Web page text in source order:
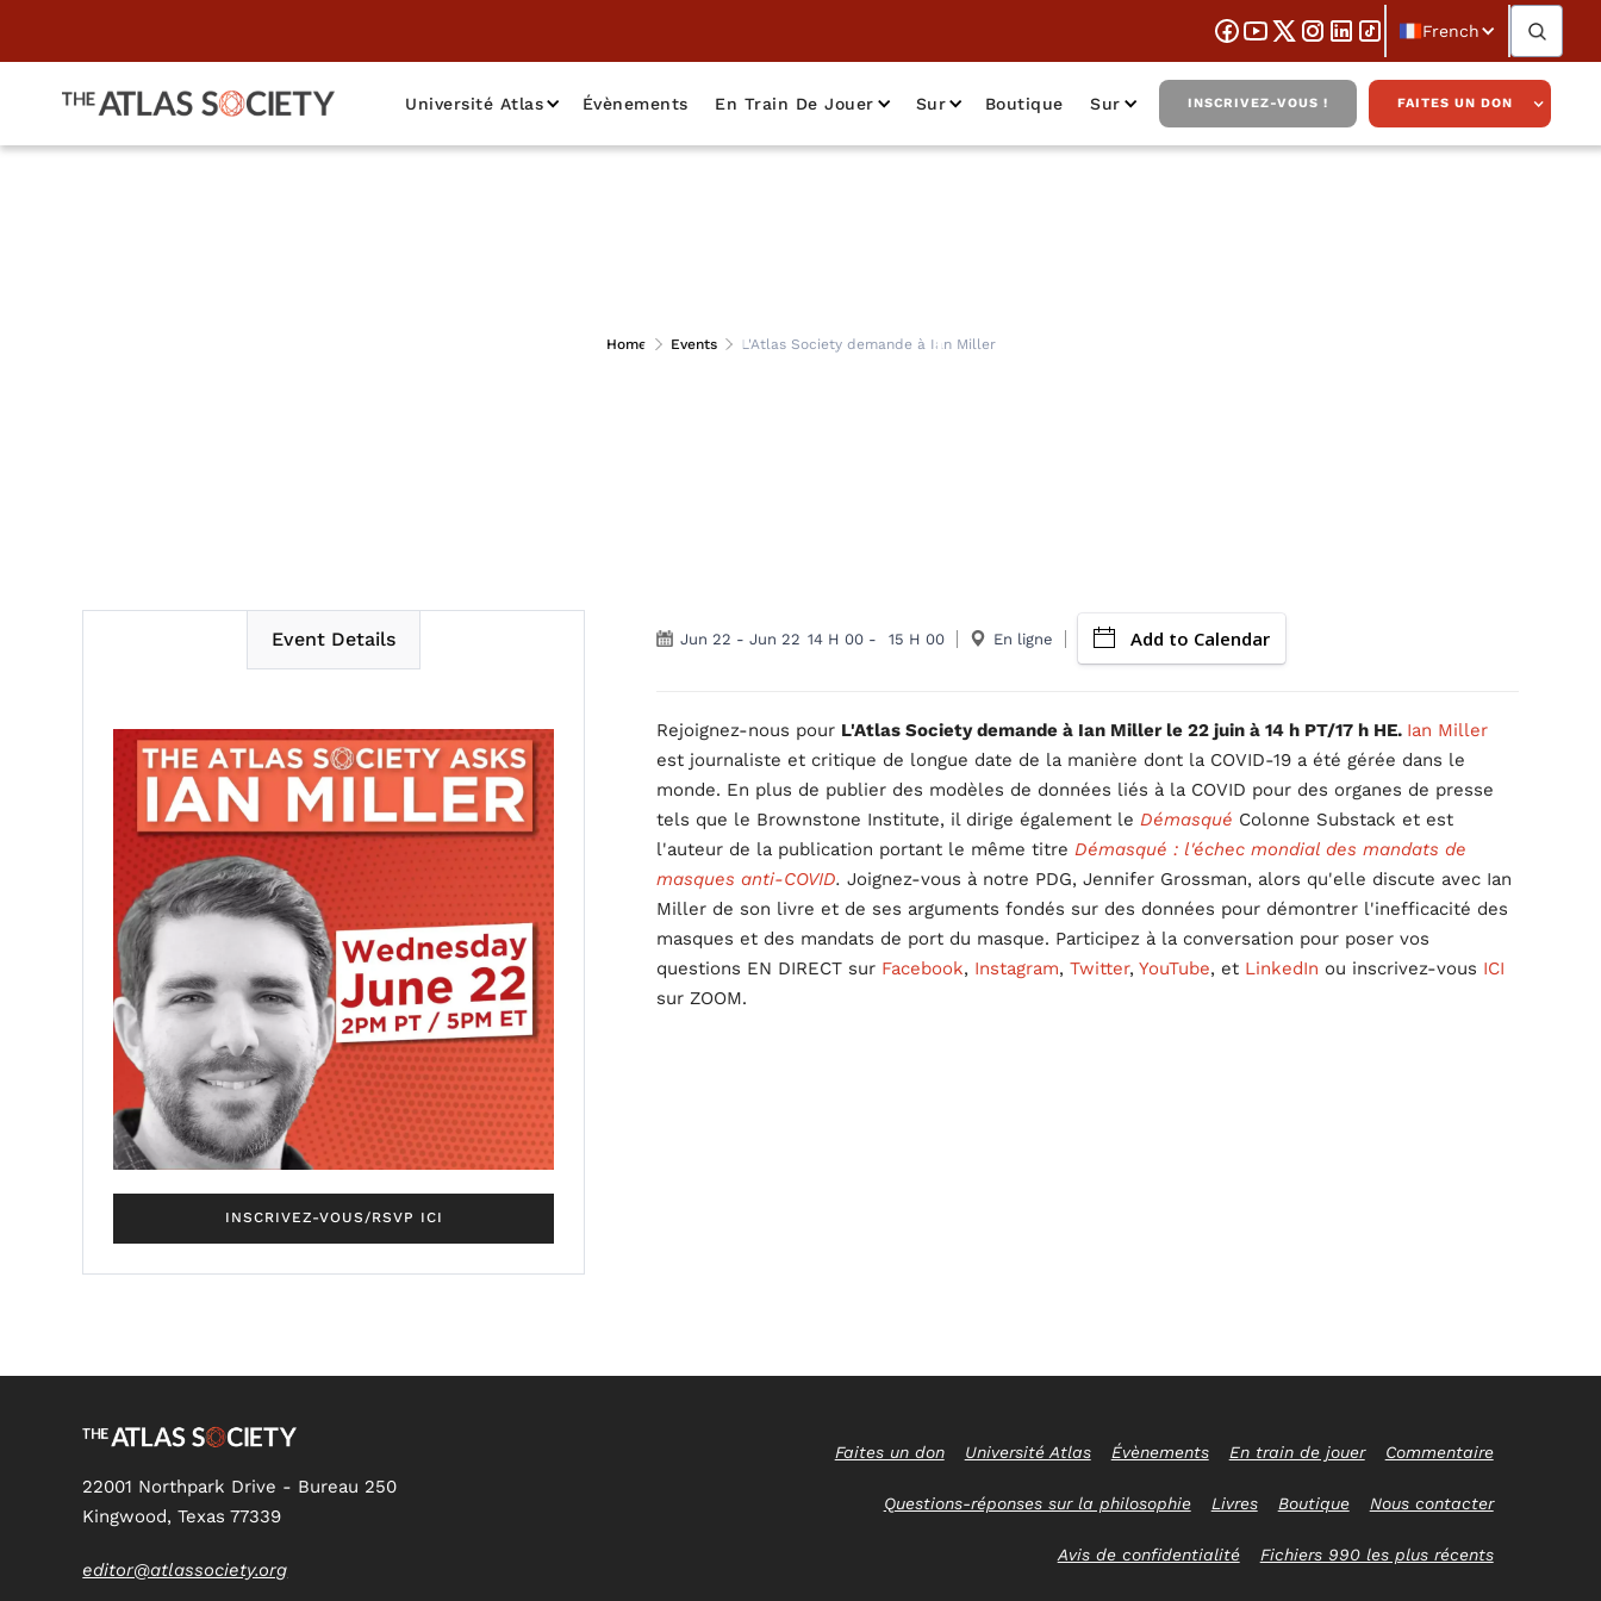
French
Université Atlas Évènements En Train De Jouer Sur Boutique Sur INSCRIVEZ-VOUS ! FAITES UN DON
Home Events L'Atlas Society demande à Ian Miller
L'Atlas Society demande à Ian Miller
Event Details
INSCRIVEZ-VOUS/RSVP ICI
Jun 22 - Jun 22 14 H 00 - 15 H 00 En ligne Add to Calendar
Rejoignez-nous pour L'Atlas Society demande à Ian Miller le 22 juin à 14 h PT/17 h HE. Ian Miller
est journaliste et critique de longue date de la manière dont la COVID-19 a été gérée dans le
monde. En plus de publier des modèles de données liés à la COVID pour des organes de presse
tels que le Brownstone Institute, il dirige également leDémasqué Colonne Substack et est
l'auteur de la publication portant le même titreDémasqué : l'échec mondial des mandats de
masques anti-COVID.Joignez-vous à notre PDG, Jennifer Grossman, alors qu'elle discute avec Ian
Miller de son livre et de ses arguments fondés sur des données pour démontrer l'inefficacité des
masques et des mandats de port du masque. Participez à la conversation pour poser vos
questions EN DIRECT sur Facebook, Instagram,Twitter,YouTube, et LinkedIn ou inscrivez-vous ICI
sur ZOOM.
22001 Northpark Drive - Bureau 250
Kingwood, Texas 77339
editor@atlassociety.org
Faites un don Université Atlas Évènements En train de jouer Commentaire
Questions-réponses sur la philosophie Livres Boutique Nous contacter
Avis de confidentialité Fichiers 990 les plus récents